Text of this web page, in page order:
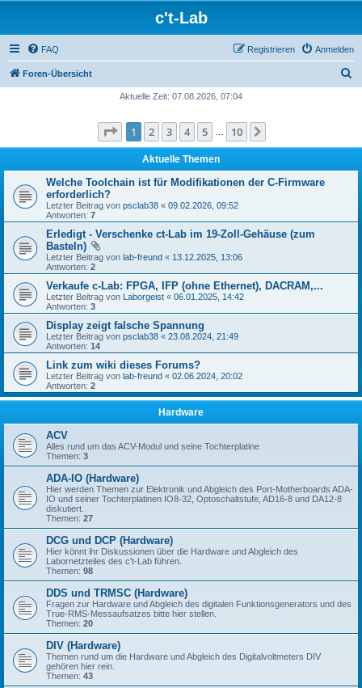
c't-Lab
FAQ Anmelden
Registrieren
Foren-Übersicht
e
Aktuelle Zeit: 07.08.2026, 07:04
Seite 1von 10
1 2 3 4 5 10
Aktuelle Themen
Welche Toolchain ist für Modifikationen der C-Firmware
erforderlich?
Letzter Beitrag von psclab38 « 09.02.2026, 09:52
Antworten: 7
Erledigt - Verschenke ct-Lab im 19-Zoll-Gehäuse (zum
Basteln)
Letzter Beitrag von lab-freund « 13.12.2025, 13:06
Antworten: 2
Verkaufe c-Lab: FPGA, IFP (ohne Ethernet), DACRAM,...
Letzter Beitrag von Laborgeist « 06.01.2025, 14:42
Antworten: 3
Display zeigt falsche Spannung
Letzter Beitrag von psclab38 « 23.08.2024, 21:49
Antworten: 14
Link zum wiki dieses Forums?
Letzter Beitrag von lab-freund « 02.06.2024, 20:02
Antworten: 2
Hardware
ACV
Alles rund um das ACV-Modul und seine Tochterplatine
Themen: 3
ADA-IO (Hardware)
Hier werden Themen zur Elektronik und Abgleich des Port-Motherboards ADA-
IO und seiner Tochterplatinen IO8-32, Optoschaltstufe, AD16-8 und DA12-8
diskutiert.
Themen: 27
DCG und DCP (Hardware)
Hier könnt ihr Diskussionen über die Hardware und Abgleich des
Labornetzteiles des c't-Lab führen.
Themen: 98
DDS und TRMSC (Hardware)
Fragen zur Hardware und Abgleich des digitalen Funktionsgenerators und des
True-RMS-Messaufsatzes bitte hier stellen.
Themen: 20
DIV (Hardware)
Themen rund um die Hardware und Abgleich des Digitalvoltmeters DIV
gehören hier rein.
Themen: 43